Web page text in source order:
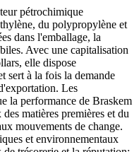
pétrochimique
du polypropylène et
dans l'emballage, la
Avec une capitalisation
elle dispose
sert à la fois la demande
Les
la performance de Braskem
matières premières et du
mouvements de change.
et environnementaux